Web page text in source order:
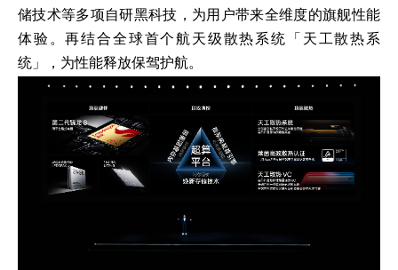
储技术等多项自研黑科技，为用户带来全维度的旗舰性能
体验。再结合全球首个航天级散热系统「天工散热系
统」，为性能释放保驾护航。